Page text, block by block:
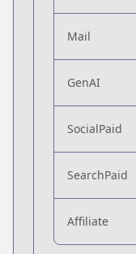
Mail
GenAI
SocialPaid
SearchPaid
Affiliate